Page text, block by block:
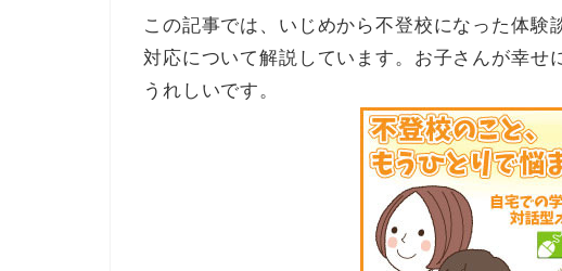
この記事では、いじめから不登校になった体験
対応について解説しています。お子さんが幸せ
うれしいです。